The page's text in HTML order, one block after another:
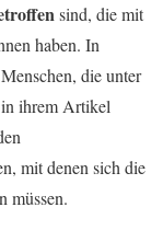
sind, die mit
haben. In
die unter
ihrem Artikel
mit denen sich die
müssen.